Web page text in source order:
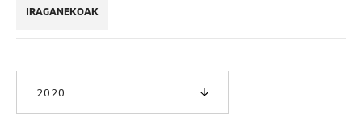
IRAGANEKOAK
2020